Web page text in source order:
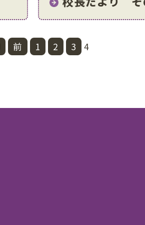
前 1 2 3 4